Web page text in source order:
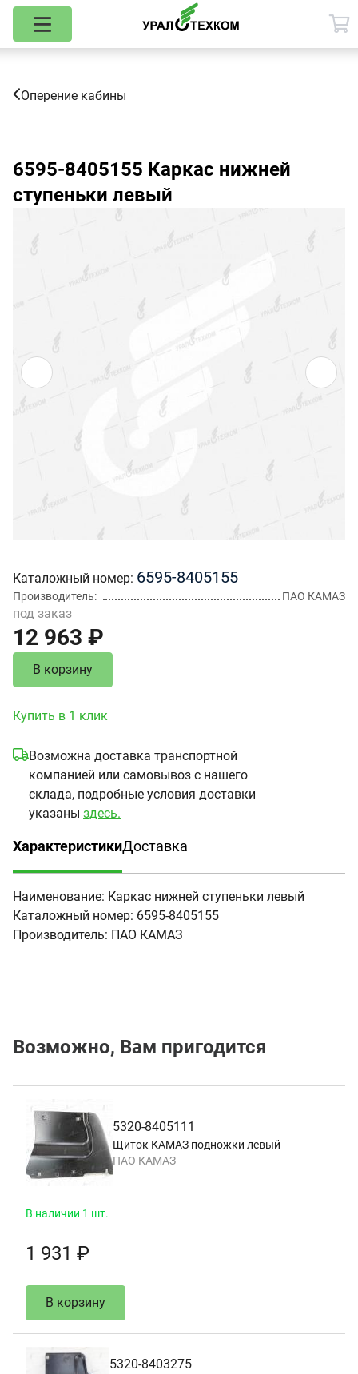
Оперение кабины
6595-8405155 Каркас нижней
ступеньки левый
Каталожный номер 6595-8405155
Производитель ПАО КАМАЗ
под заказ
12 963 ₽
В корзину
Купить в 1 клик
Возможна доставка транспортной
компанией или самовывоз с нашего
склада, подробные условия доставки
указаны здесь.
Характеристики
(активная вкладка)
Доставка
Наименование: Каркас нижней ступеньки левый
Каталожный номер: 6595-8405155
Производитель: ПАО КАМАЗ
Возможно, Вам пригодится
5320-8405111
Щиток КАМАЗ подножки левый
ПАО КАМАЗ
В наличии 1 шт.
1 931 ₽
В корзину
5320-8403275